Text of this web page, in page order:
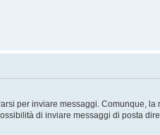
per inviare messaggi. Comunque,
di inviare messaggi di posta